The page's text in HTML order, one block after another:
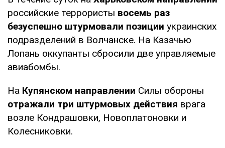
российские террористы восемь раз
безуспешно штурмовали позиции украинских
подразделений в Волчанске. На Казачью
Лопань оккупанты сбросили две управляемые
авиабомбы.
На Купянском направлении Силы обороны
отражали три штурмовых действия врага
возле Кондрашовки, Новоплатоновки и
Колесниковки.